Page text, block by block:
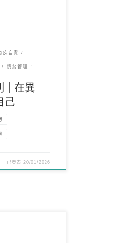
疚自責
情緒管理
｜在異
己
已發表 20/01/2026